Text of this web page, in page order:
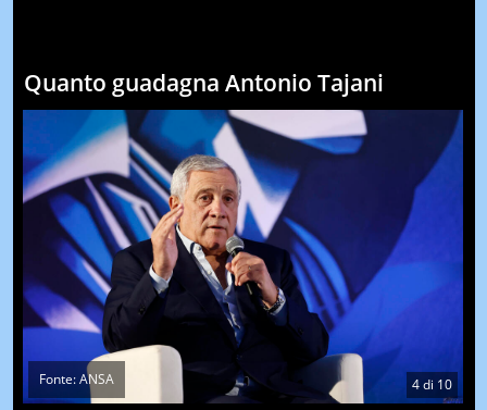
Quanto guadagna Antonio Tajani
4di 10
Fonte: ANSA